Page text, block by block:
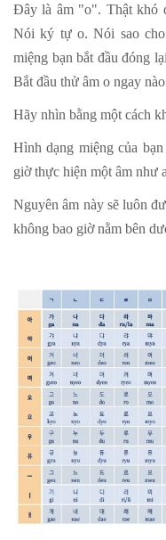
Đây là âm "o". Thật khó
Nói ký tự o. Nói sao
miệng bạn bắt đầu đóng
Bắt đầu thử âm o ngay
Hãy nhìn bằng một cách
Hình dạng miệng của
giờ thực hiện một âm như
Nguyên âm này sẽ luôn
không bao giờ nằm bên